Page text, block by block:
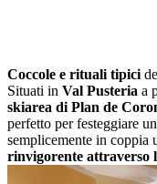
Coccole e rituali tipici
Situati in Val Pusteria a
skiarea di Plan de
perfetto per festeggiare
semplicemente in coppia
rinvigorente attraverso